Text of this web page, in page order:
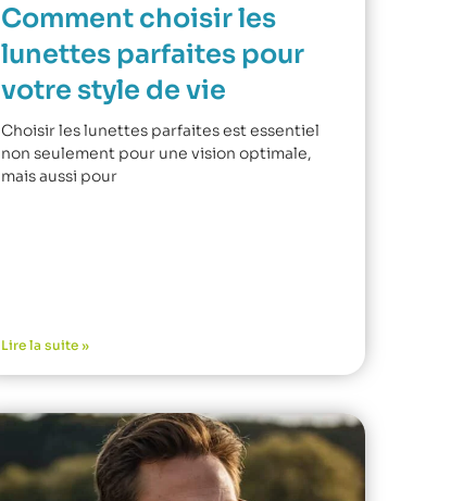
Comment choisir les
lunettes parfaites pour
votre style de vie
Choisir les lunettes parfaites est essentiel
non seulement pour une vision optimale,
mais aussi pour
Lire la suite »